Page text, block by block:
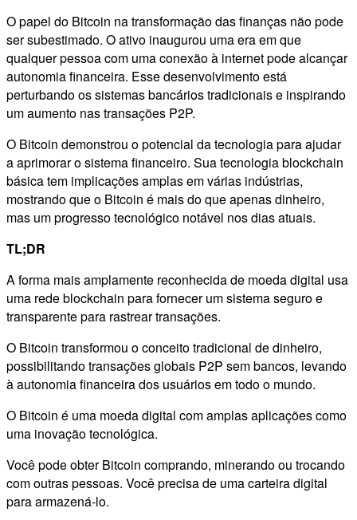
O papel do Bitcoin na transformação das finanças não pode
ser subestimado. O ativo inaugurou uma era em que
qualquer pessoa com uma conexão à internet pode alcançar
autonomia financeira. Esse desenvolvimento está
perturbando os sistemas bancários tradicionais e inspirando
um aumento nas transações P2P.
O Bitcoin demonstrou o potencial da tecnologia para ajudar
a aprimorar o sistema financeiro. Sua tecnologia blockchain
básica tem implicações amplas em várias indústrias,
mostrando que o Bitcoin é mais do que apenas dinheiro,
mas um progresso tecnológico notável nos dias atuais.
TL;DR
A forma mais amplamente reconhecida de moeda digital usa
uma rede blockchain para fornecer um sistema seguro e
transparente para rastrear transações.
O Bitcoin transformou o conceito tradicional de dinheiro,
possibilitando transações globais P2P sem bancos, levando
à autonomia financeira dos usuários em todo o mundo.
O Bitcoin é uma moeda digital com amplas aplicações como
uma inovação tecnológica.
Você pode obter Bitcoin comprando, minerando ou trocando
com outras pessoas. Você precisa de uma carteira digital
para armazená-lo.